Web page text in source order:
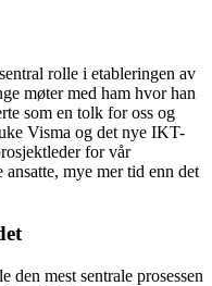
rolle i etableringen av
møter med ham hvor han
som en tolk for oss og
Visma og det nye IKT-
for vår
mye mer tid enn det
mest sentrale prosessen